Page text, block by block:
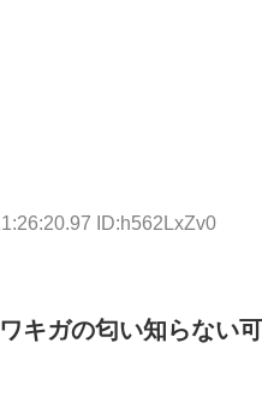
ID:h562LxZv0
キガの匂い知らない